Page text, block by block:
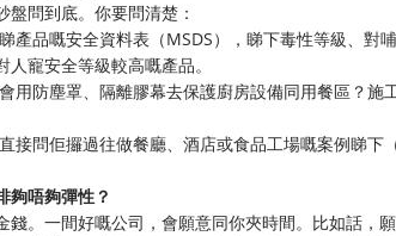
盤問到底。你要問清楚：
產品嘅安全資料表（MSDS），睇下毒性等級、對
寵安全等級較高嘅產品。
用防塵罩、隔離膠幕去保護廚房設備同用餐區？
接問佢攞過往做餐廳、酒店或食品工場嘅案例睇
夠唔夠彈性？
錢。一間好嘅公司，會願意同你夾時間。比如話，